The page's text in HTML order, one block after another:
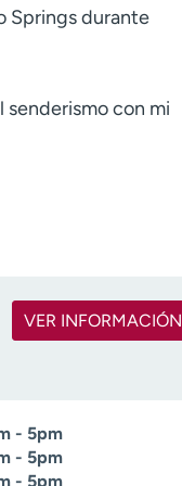
Springs durante
con mi
VER INFORMACIÓN
- 5pm
- 5pm
- 5pm